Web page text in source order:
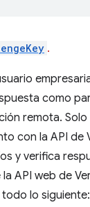
.
como
remota. Solo
con la API de
y verifica
API web de
lo